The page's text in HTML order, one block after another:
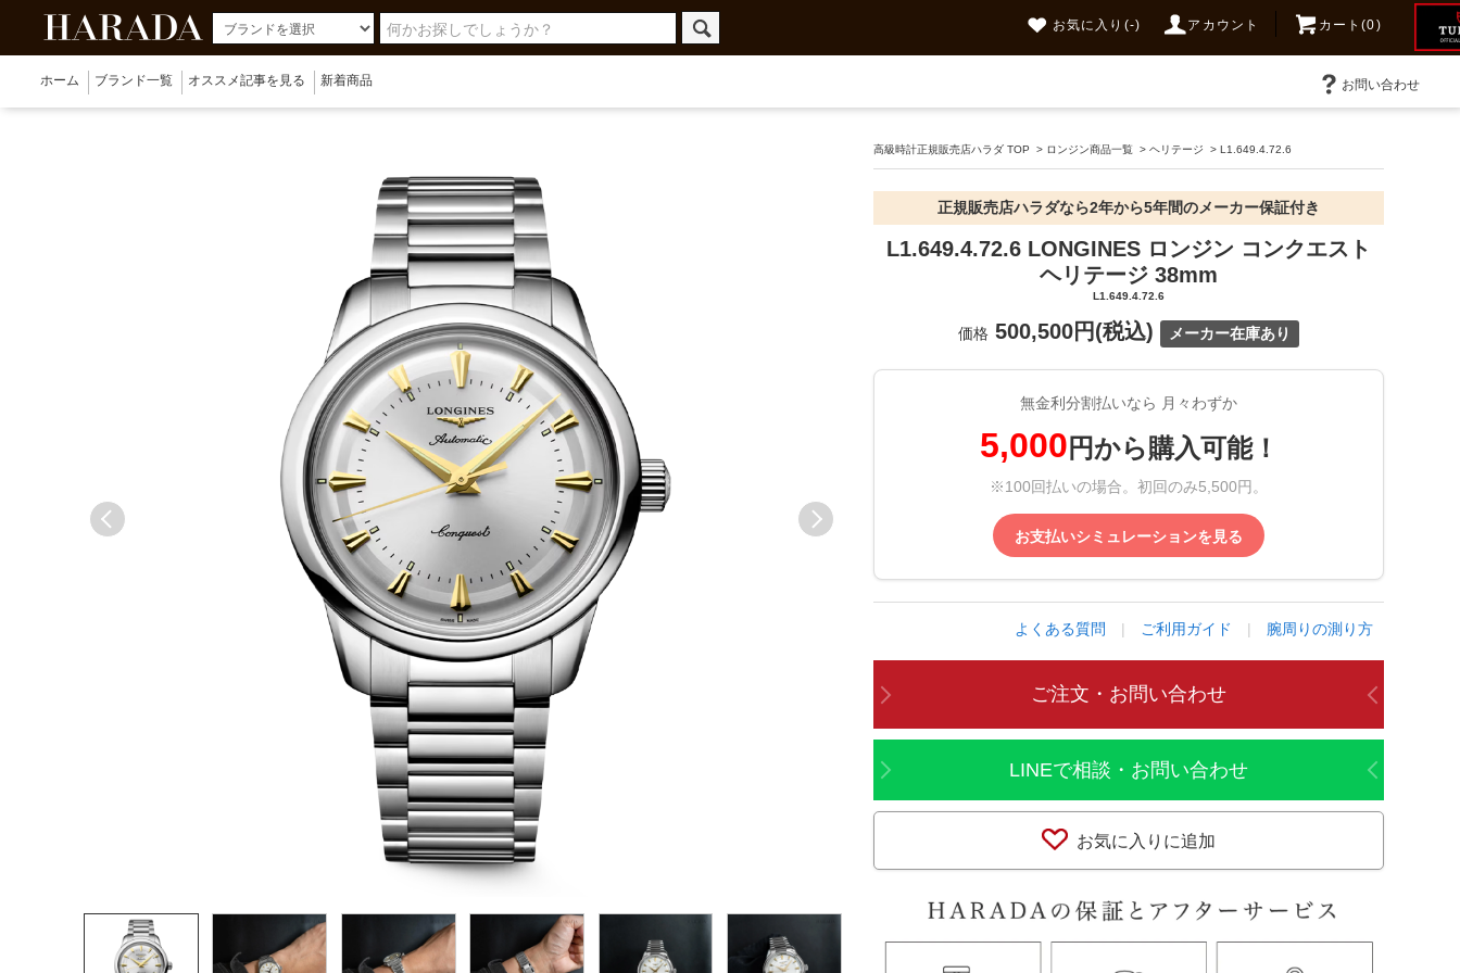
お気に入り (-) アカウント カート(0)
ホーム ブランド一覧 オススメ記事を見る 新着商品 お問い合わせ
高級時計正規販売店ハラダ TOP > ロンジン商品一覧 >ヘリテージ >L1.649.4.72.6
正規販売店ハラダなら2年から5年間のメーカー保証付き
L1.649.4.72.6 LONGINES ロンジン コンクエスト
ヘリテージ 38mm
L1.649.4.72.6
価格 500,500円(税込) メーカー在庫あり
無金利分割払いなら 月々わずか
5,000 円から購入可能！
※100回払いの場合。初回のみ5,500円。
お支払いシミュレーションを見る
よくある質問 | ご利用ガイド | 腕周りの測り方
ご注文・お問い合わせ
LINEで相談・お問い合わせ
お気に入りに追加